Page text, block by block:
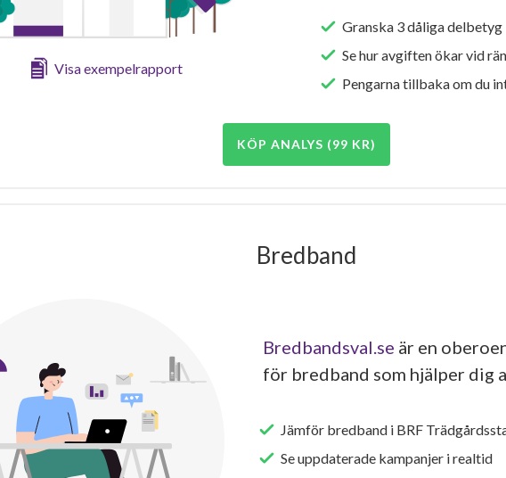
Visa exempelrapport
Granska 3 dåliga
Se hur avgiften ökar vid
Pengarna tillbaka om du
KÖP ANALYS (99 KR)
Bredband
Bredbandsval.se är en
för bredband som hjälper dig
Jämför bredband i BRF
Se uppdaterade kampanjer i realtid